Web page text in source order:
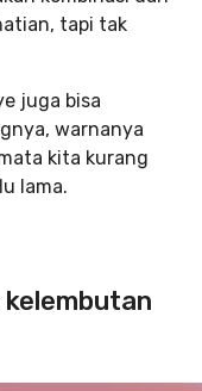
tapi tak
juga bisa
warnanya
kita kurang
lama.